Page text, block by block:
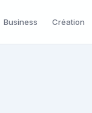
Business Création